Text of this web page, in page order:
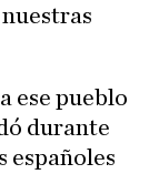
ese pueblo
durante
españoles